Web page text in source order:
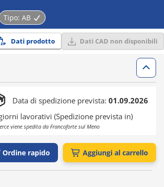
Tipo: AB
Dati prodotto Dati CAD non disponibili
Data di spedizione prevista: 01.09.2026
lavorativi (Spedizione prevista in)
viene spedita da Francoforte sul Meno
Ordine rapido Aggiungi al carrello